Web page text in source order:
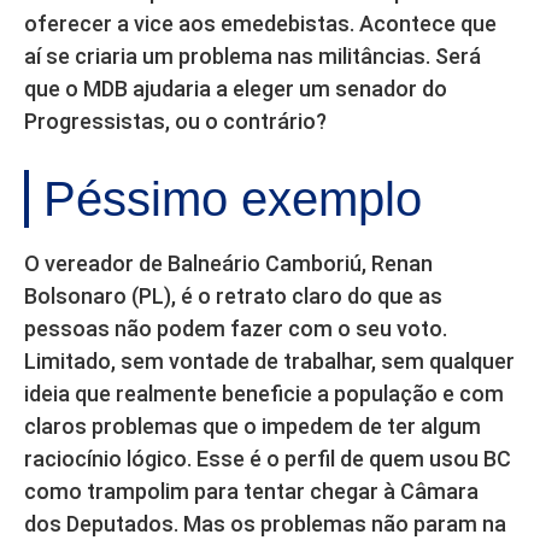
oferecer a vice aos emedebistas. Acontece que
aí se criaria um problema nas militâncias. Será
que o MDB ajudaria a eleger um senador do
Progressistas, ou o contrário?
Péssimo exemplo
O vereador de Balneário Camboriú, Renan
Bolsonaro (PL), é o retrato claro do que as
pessoas não podem fazer com o seu voto.
Limitado, sem vontade de trabalhar, sem qualquer
ideia que realmente beneficie a população e com
claros problemas que o impedem de ter algum
raciocínio lógico. Esse é o perfil de quem usou BC
como trampolim para tentar chegar à Câmara
dos Deputados. Mas os problemas não param na